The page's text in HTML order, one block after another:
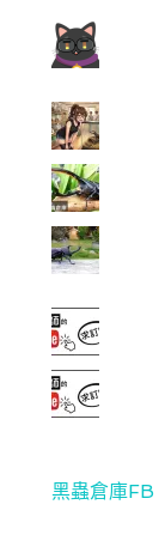
黑蟲倉庫FB